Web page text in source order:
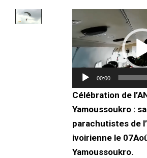
vidéo
00:00
Célébration de
Yamoussoukro :
parachutistes de
ivoirienne le
Yamoussoukro.